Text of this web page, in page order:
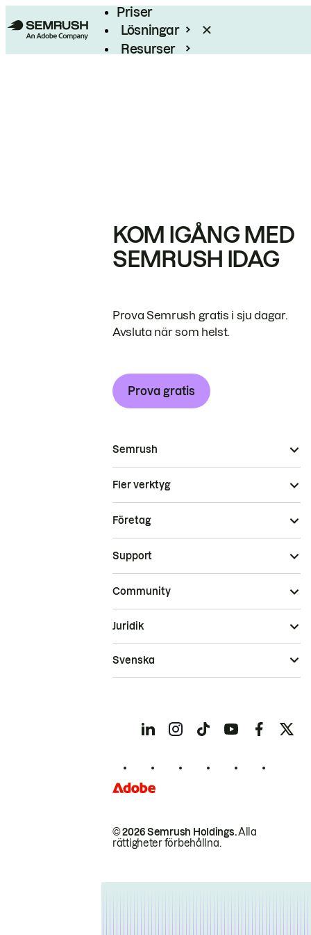
Priser
Lösningar
Resurser
KOM IGÅNG MED
SEMRUSH IDAG
Prova Semrush gratis i sju dagar.
Avsluta när som helst.
Prova gratis
Semrush
Fler verktyg
Företag
Support
Community
© 2026 Semrush Holdings.Alla
rättigheter förbehållna.
Juridik
Svenska